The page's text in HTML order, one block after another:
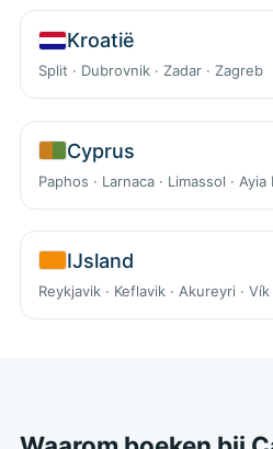
Kroatië
Split · Dubrovnik · Zadar · Zagreb
Cyprus
Paphos · Larnaca · Limassol · Ayia
IJsland
Reykjavik · Keflavik · Akureyri · Vík